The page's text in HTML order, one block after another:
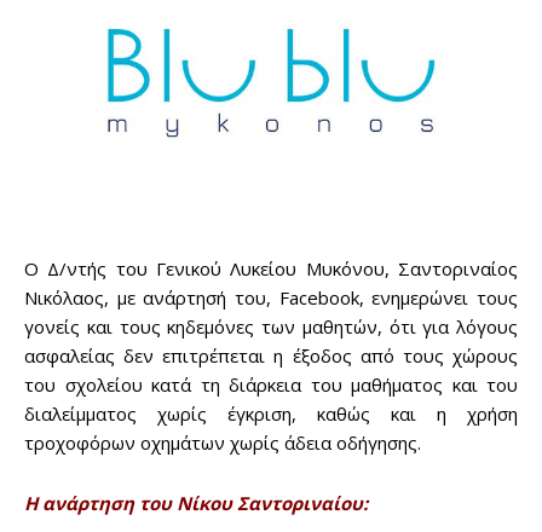
Ο Δ/ντής του Γενικού Λυκείου Μυκόνου, Σαντοριναίος
Νικόλαος, με ανάρτησή του, Facebook, ενημερώνει τους
γονείς και τους κηδεμόνες των μαθητών, ότι για λόγους
ασφαλείας δεν επιτρέπεται η έξοδος από τους χώρους
του σχολείου κατά τη διάρκεια του μαθήματος και του
διαλείμματος χωρίς έγκριση, καθώς και η χρήση
τροχοφόρων οχημάτων χωρίς άδεια οδήγησης.
Η ανάρτηση του Νίκου Σαντοριναίου: